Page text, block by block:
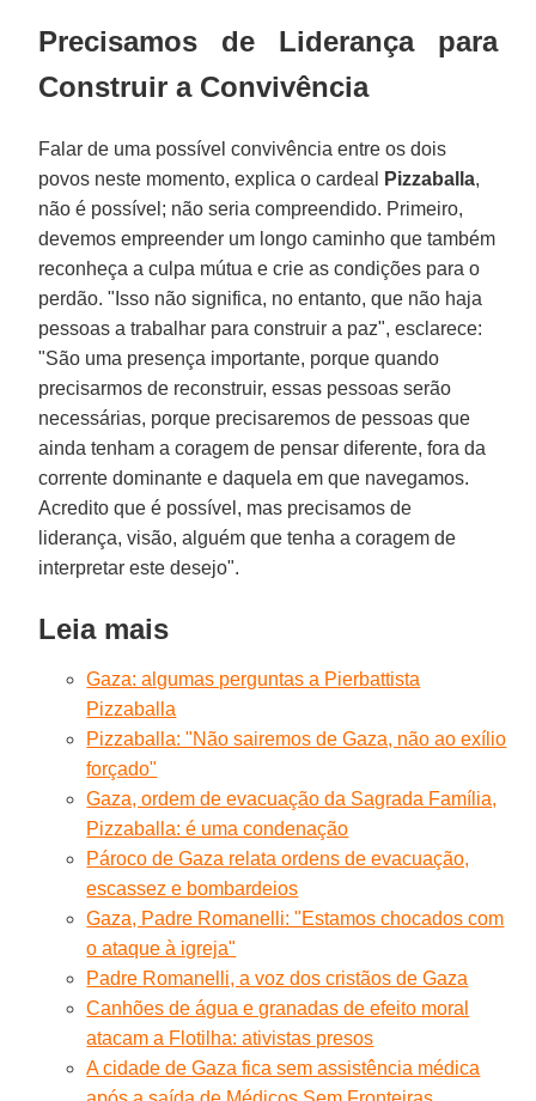
Precisamos de Liderança para
Construir a Convivência
Falar de uma possível convivência entre os dois
povos neste momento, explica o cardeal
Pizzaballa,
não é possível; não seria compreendido. Primeiro,
devemos empreender um longo caminho que também
reconheça a culpa mútua e crie as condições para o
perdão. "Isso não significa, no entanto, que não haja
pessoas a trabalhar para construir a paz", esclarece:
"São uma presença importante, porque quando
precisarmos de reconstruir, essas pessoas serão
necessárias, porque precisaremos de pessoas que
ainda tenham a coragem de pensar diferente, fora da
corrente dominante e daquela em que navegamos.
Acredito que é possível, mas precisamos de
liderança, visão, alguém que tenha a coragem de
interpretar este desejo".
Leia mais
Gaza: algumas perguntas a Pierbattista
Pizzaballa
Pizzaballa: "Não sairemos de Gaza, não ao exílio
forçado"
Gaza, ordem de evacuação da Sagrada Família,
Pizzaballa: é uma condenação
Pároco de Gaza relata ordens de evacuação,
escassez e bombardeios
Gaza, Padre Romanelli: "Estamos chocados com
o ataque à igreja"
Padre Romanelli, a voz dos cristãos de Gaza
Canhões de água e granadas de efeito moral
atacam a Flotilha: ativistas presos
A cidade de Gaza fica sem assistência médica